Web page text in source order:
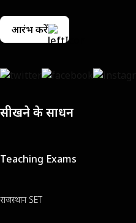
आरंभ करें
सीखने के साधन
Teaching Exams
राजस्थान SET